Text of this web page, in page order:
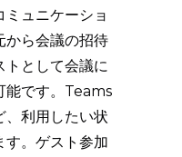
ュニケーショ
から会議の招待
トとして会議に
能です。Teams
、利用したい状
す。ゲスト参加